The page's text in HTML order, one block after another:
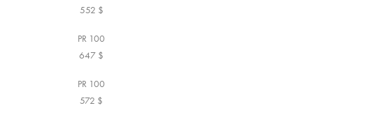
552 $
PR 100
647 $
PR 100
572 $